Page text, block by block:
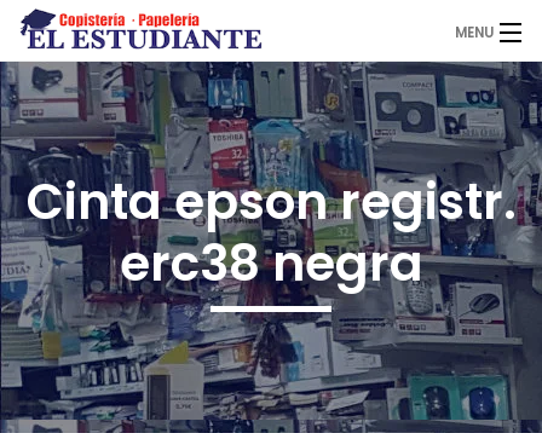
MENU
El Estudiante
Copistería
Papelería
Servicios
Cinta epson registr.
erc38 negra